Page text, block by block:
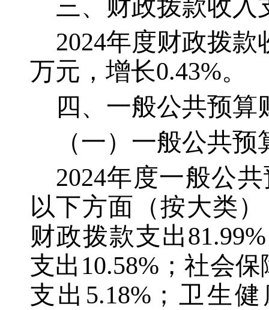
三、财政拨款收
2024年度财政拨款
万元，增长0.43%。
四、一般公共预
（一）一般公共
2024年度一般公
以下方面（按大类
财政拨款支出
支出10.58%；社会
支出5.18%；卫生